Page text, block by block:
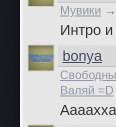
Мувики →
Интро и
bonya
Валяй =D